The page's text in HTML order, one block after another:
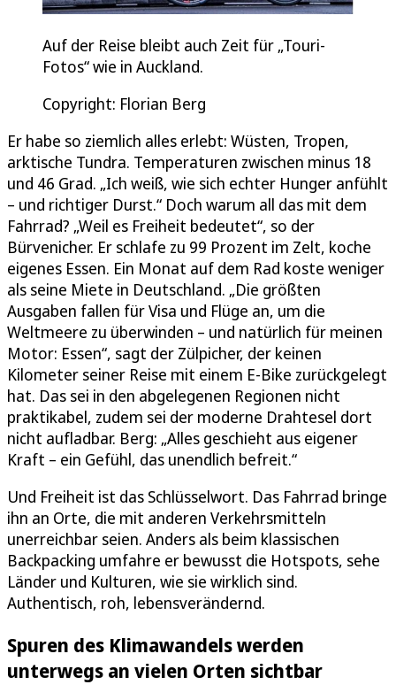
Auf der Reise bleibt auch Zeit für „Touri-
Fotos“ wie in Auckland.
Copyright: Florian Berg
Er habe so ziemlich alles erlebt: Wüsten, Tropen,
arktische Tundra. Temperaturen zwischen minus 18
und 46 Grad. „Ich weiß, wie sich echter Hunger anfühlt
– und richtiger Durst.“ Doch warum all das mit dem
Fahrrad? „Weil es Freiheit bedeutet“, so der
Bürvenicher. Er schlafe zu 99 Prozent im Zelt, koche
eigenes Essen. Ein Monat auf dem Rad koste weniger
als seine Miete in Deutschland. „Die größten
Ausgaben fallen für Visa und Flüge an, um die
Weltmeere zu überwinden – und natürlich für meinen
Motor: Essen“, sagt der Zülpicher, der keinen
Kilometer seiner Reise mit einem E-Bike zurückgelegt
hat. Das sei in den abgelegenen Regionen nicht
praktikabel, zudem sei der moderne Drahtesel dort
nicht aufladbar. Berg: „Alles geschieht aus eigener
Kraft – ein Gefühl, das unendlich befreit.“
Und Freiheit ist das Schlüsselwort. Das Fahrrad bringe
ihn an Orte, die mit anderen Verkehrsmitteln
unerreichbar seien. Anders als beim klassischen
Backpacking umfahre er bewusst die Hotspots, sehe
Länder und Kulturen, wie sie wirklich sind.
Authentisch, roh, lebensverändernd.
Spuren des Klimawandels werden
unterwegs an vielen Orten sichtbar